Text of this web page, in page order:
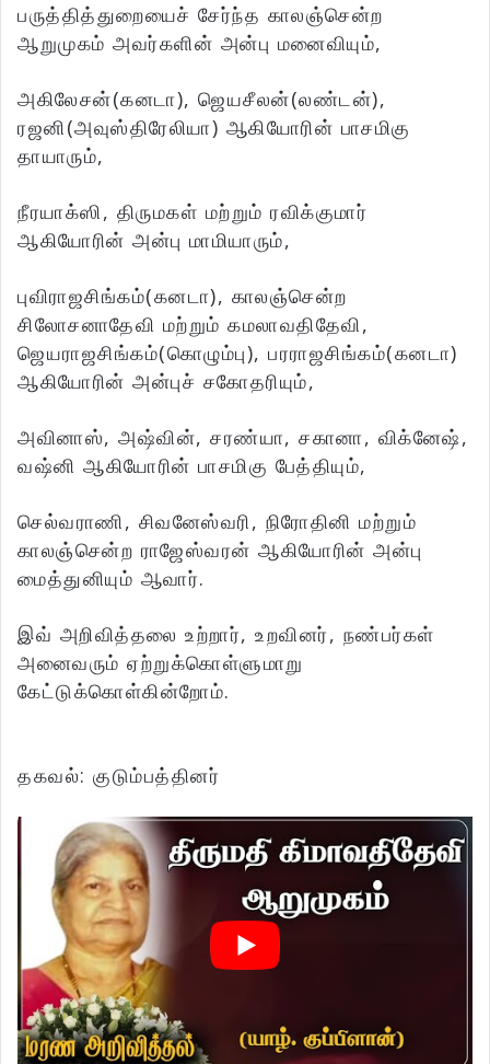
பருத்தித்துறையைச் சேர்ந்த காலஞ்சென்ற
ஆறுமுகம் அவர்களின் அன்பு மனைவியும்,
அகிலேசன்(கனடா), ஜெயசீலன்(லண்டன்),
ரஜனி(அவுஸ்திரேலியா) ஆகியோரின் பாசமிகு
தாயாரும்,
நீரயாக்ஸி, திருமகள் மற்றும் ரவிக்குமார்
ஆகியோரின் அன்பு மாமியாரும்,
புவிராஜசிங்கம்(கனடா), காலஞ்சென்ற
சிலோசனாதேவி மற்றும் கமலாவதிதேவி,
ஜெயராஜசிங்கம்(கொழும்பு), பரராஜசிங்கம்(கனடா)
ஆகியோரின் அன்புச் சகோதரியும்,
அவினாஸ், அஷ்வின், சரண்யா, சகானா, விக்னேஷ்,
வஷ்னி ஆகியோரின் பாசமிகு பேத்தியும்,
செல்வராணி, சிவனேஸ்வரி, நிரோதினி மற்றும்
காலஞ்சென்ற ராஜேஸ்வரன் ஆகியோரின் அன்பு
மைத்துனியும் ஆவார்.
இவ் அறிவித்தலை உற்றார், உறவினர், நண்பர்கள்
அனைவரும் ஏற்றுக்கொள்ளுமாறு
கேட்டுக்கொள்கின்றோம்.
தகவல்: குடும்பத்தினர்